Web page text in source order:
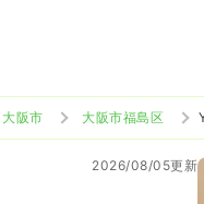
大阪市 大阪市福島区
2026/08/05更新